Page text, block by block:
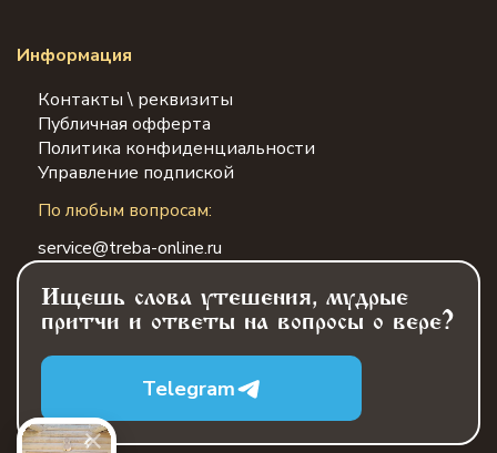
Информация
Контакты \ реквизиты
Публичная офферта
Политика конфиденциальности
Управление подпиской
По любым вопросам:
service@treba-online.ru
Ищешь слова утешения, мудрые
притчи и ответы на вопросы о вере?
Telegram